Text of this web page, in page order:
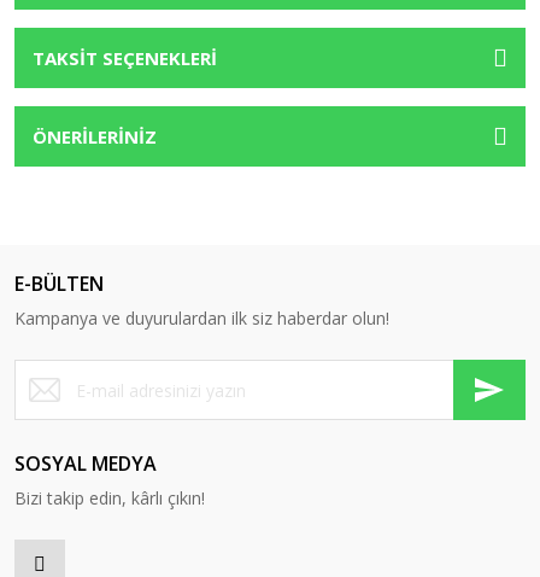
TAKSİT SEÇENEKLERİ
ÖNERİLERİNİZ
E-BÜLTEN
Kampanya ve duyurulardan ilk siz haberdar olun!
SOSYAL MEDYA
Bizi takip edin, kârlı çıkın!